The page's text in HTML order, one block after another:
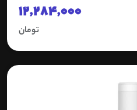
12,284,000
تومان